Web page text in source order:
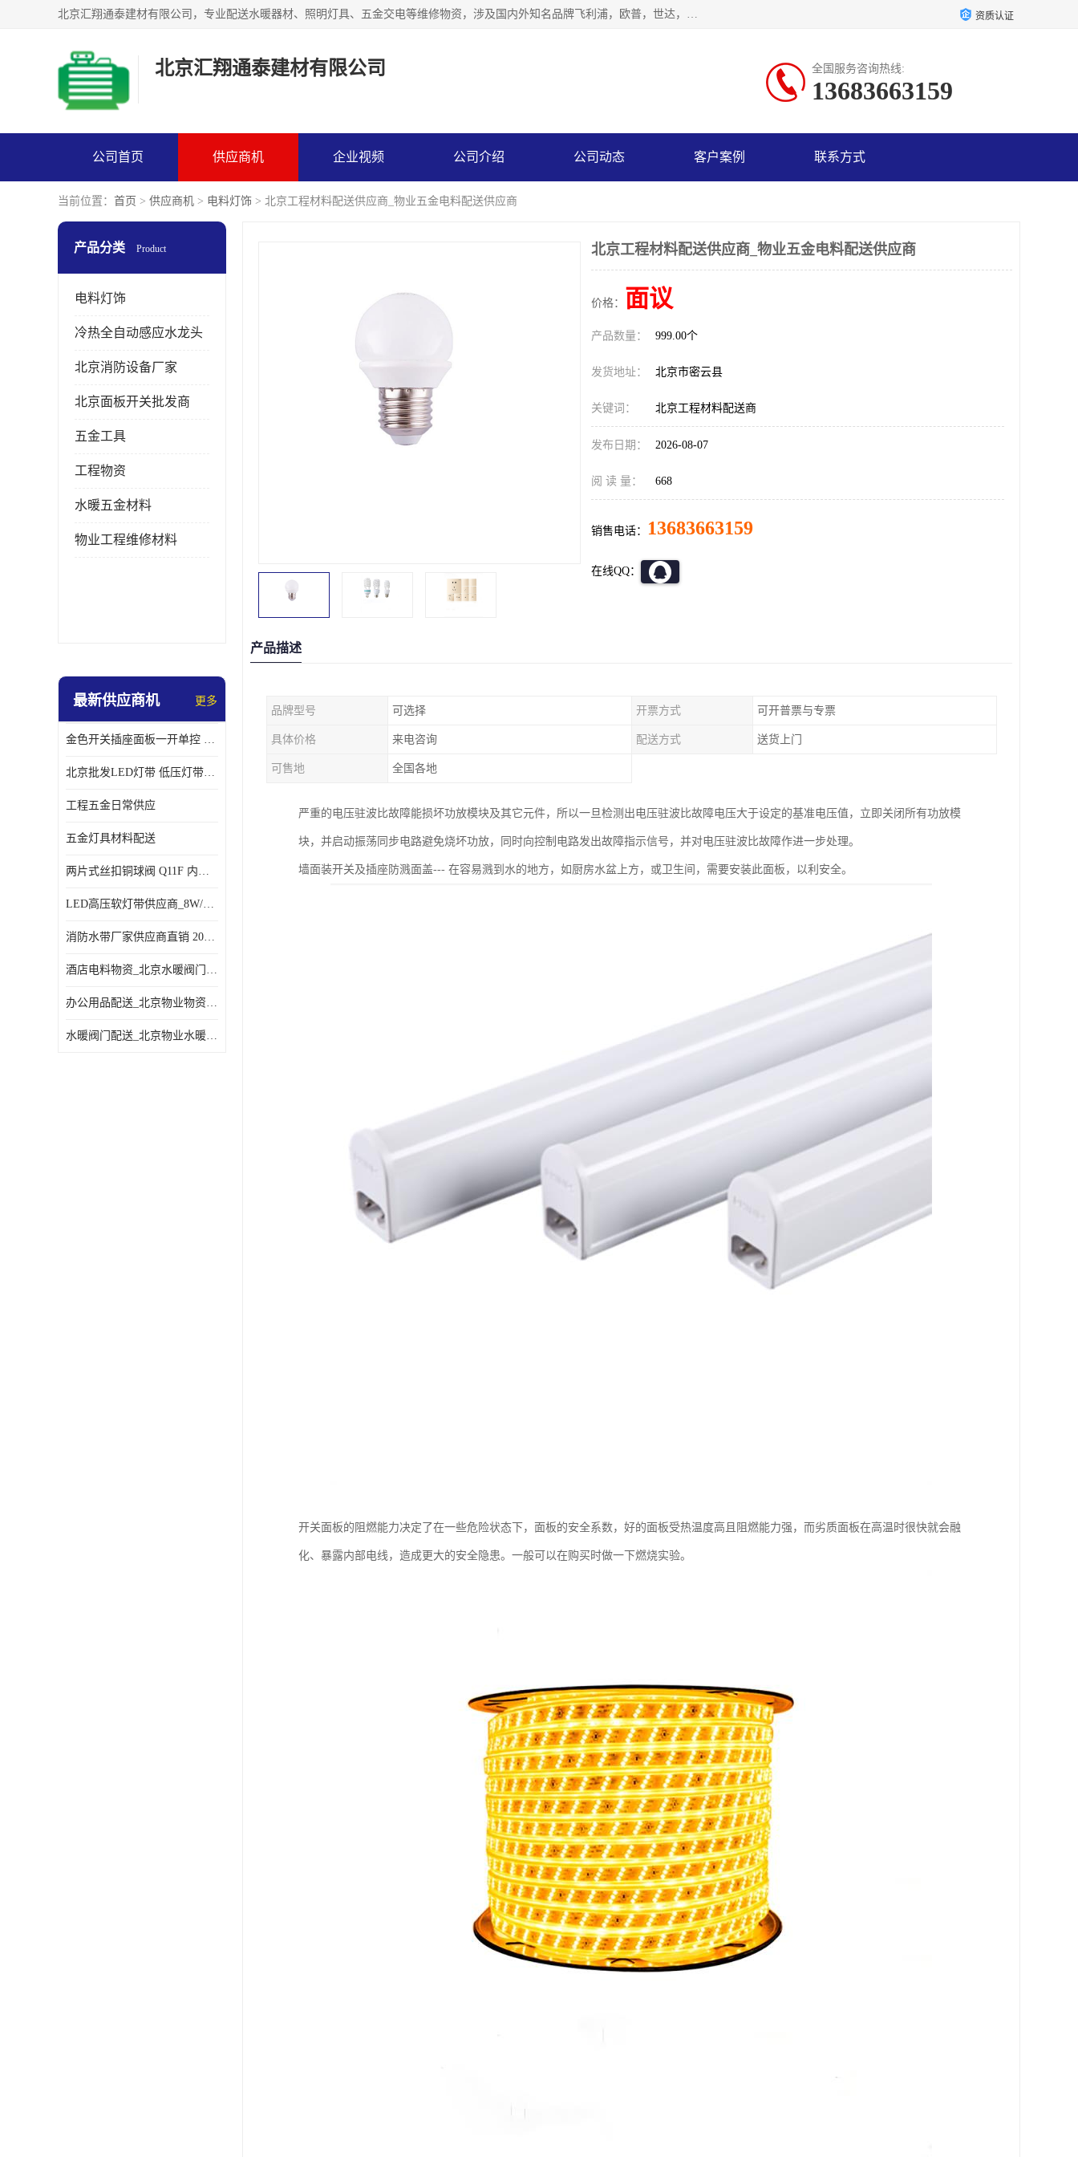
北京汇翔通泰建材有限公司，专业配送水暖器材、照明灯具、五金交电等维修物资，涉及国内外知名品牌飞利浦，欧普，世达，博士，九牧，公牛等物资。能充分满足物业、学校、酒店、工厂、部队等多领域的采购需求，提供一站式配送服务。 资质认证
北京汇翔通泰建材有限公司 全国服务咨询热线:
13683663159
公司首页 供应商机 企业视频 公司介绍 公司动态 客户案例 联系方式
当前位置： 首页 > 供应商机 > 电料灯饰 > 北京工程材料配送供应商_物业五金电料配送供应商
产品分类 Product
电料灯饰
冷热全自动感应水龙头
北京消防设备厂家
北京面板开关批发商
五金工具
工程物资
水暖五金材料
物业工程维修材料
最新供应商机 更多
金色开关插座面板一开单控 _一开双控五孔插座
北京批发LED灯带 低压灯带定制 景观亮化灯条
工程五金日常供应
五金灯具材料配送
两片式丝扣铜球阀 Q11F 内螺纹铜球阀
LED高压软灯带供应商_8W/米客厅吊顶暗槽
消防水带厂家供应商直销 20-65-25消防水带
酒店电料物资_北京水暖阀门一站式
办公用品配送_北京物业物资配送
水暖阀门配送_北京物业水暖阀门配送
北京工程材料配送供应商_物业五金电料配送供应商
价格： 面议
产品数量： 999.00个
发货地址： 北京市密云县
关键词： 北京工程材料配送商
发布日期： 2026-08-07
阅 读 量： 668
销售电话： 13683663159
在线QQ：
产品描述
品牌型号 可选择 开票方式 可开普票与专票
具体价格 来电咨询 配送方式 送货上门
可售地 全国各地
严重的电压驻波比故障能损坏功放模块及其它元件，所以一旦检测出电压驻波比故障电压大于设定的基准电压值，立即关闭所有功放模
块，并启动振荡同步电路避免烧坏功放，同时向控制电路发出故障指示信号，并对电压驻波比故障作进一步处理。
墙面装开关及插座防溅面盖--- 在容易溅到水的地方，如厨房水盆上方，或卫生间，需要安装此面板，以利安全。
开关面板的阻燃能力决定了在一些危险状态下，面板的安全系数，好的面板受热温度高且阻燃能力强，而劣质面板在高温时很快就会融
化、暴露内部电线，造成更大的安全隐患。一般可以在购买时做一下燃烧实验。